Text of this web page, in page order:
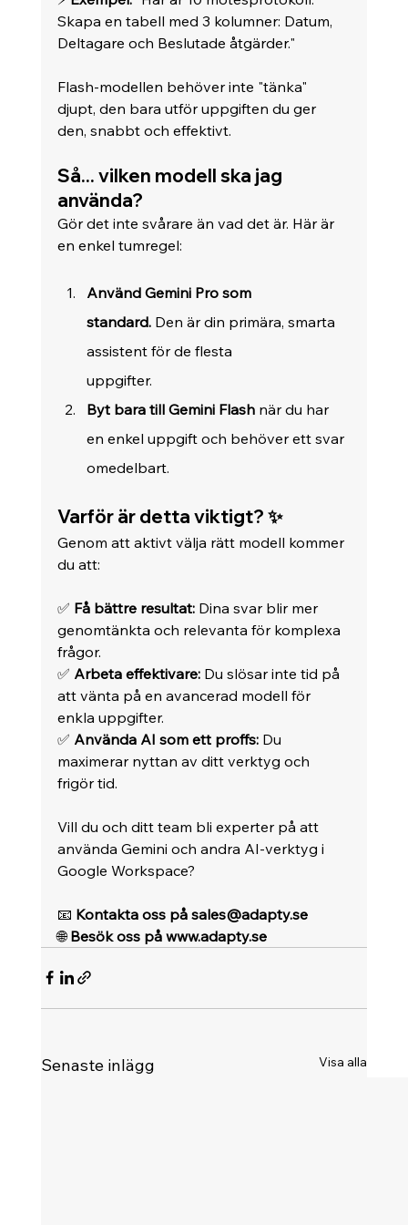
Skapa en tabell med 3 kolumner: Datum,
Deltagare och Beslutade åtgärder."
Flash-modellen behöver inte "tänka"
djupt, den bara utför uppgiften du ger
den, snabbt och effektivt.
Så... vilken modell ska jag
använda?
Gör det inte svårare än vad det är. Här är
en enkel tumregel:
Använd Gemini Pro som
standard. Den är din primära, smarta
assistent för de flesta
uppgifter.
Byt bara till Gemini Flash när du har
en enkel uppgift och behöver ett svar
omedelbart.
Varför är detta viktigt? ✨
Genom att aktivt välja rätt modell kommer
du att:
✅ Få bättre resultat: Dina svar blir mer
genomtänkta och relevanta för komplexa
frågor.
✅ Arbeta effektivare: Du slösar inte tid på
att vänta på en avancerad modell för
enkla uppgifter.
✅ Använda AI som ett proffs: Du
maximerar nyttan av ditt verktyg och
frigör tid.
Vill du och ditt team bli experter på att
använda Gemini och andra AI-verktyg i
Google Workspace?
📧 Kontakta oss på sales@adapty.se
🌐 Besök oss på www.adapty.se
Senaste inlägg Visa alla